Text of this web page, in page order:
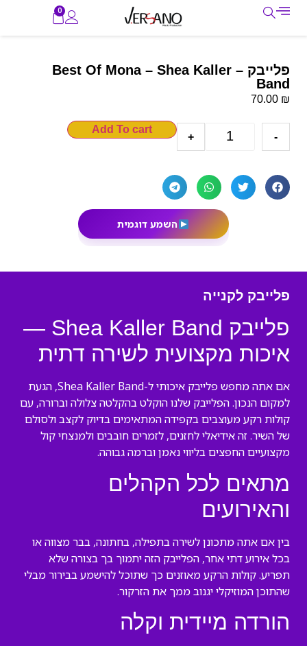
0
פלייבק – Best Of Mona – Shea Kaller
Band
70.00 ₪
-
+
Add To cart
השמע דוגמית
פלייבק לקנייה
פלייבק Shea Kaller Band —
איכות מקצועית לשירה דתית
אם אתה מחפש פלייבק איכותי ל-Shea Kaller Band, הגעת
למקום הנכון. הפלייבק שלנו הוקלט בהקלטה צלולה וברורה, עם
קולות רקע מעוצבים בקפידה המתאימים בדיוק לקצב ולסולם
של השיר. זה אידיאלי לחזנים, לזמרים חובבים ולמנצחי קול
מקצועיים החפצים בליווי נאמן וברמה גבוהה.
מתאים לכל הקהלים
והאירועים
בין אם אתה מתכונן לשירה בתפילה, בחתונה, בבר מצווה או
בכל אירוע דתי אחר, הפלייבק הזה יתמוך בך בצורה שלא
תפריע. קולות הרקע מאוזנים כך שתוכל להישמע בבירור מבלי
שהתוכן המוזיקלי יגנוב ממך את הזרקור.
הורדה מיידית וקלה